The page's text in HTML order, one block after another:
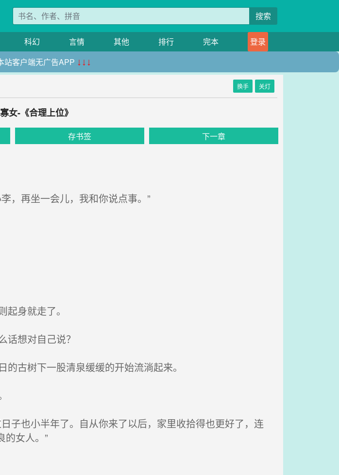
搜索
科幻 言情 其他 排行 完本
登录
站客户端无广告APP ↓↓↓
换手 关灯
女-《合理上位》
存书签 下一章
，再坐一会儿，我和你说点事。”
身就走了。
想对自己说？
古树下一股清泉缓缓的开始流淌起来。
子也小半年了。自从你来了以后，家里收拾得也更好了，连
的女人。”